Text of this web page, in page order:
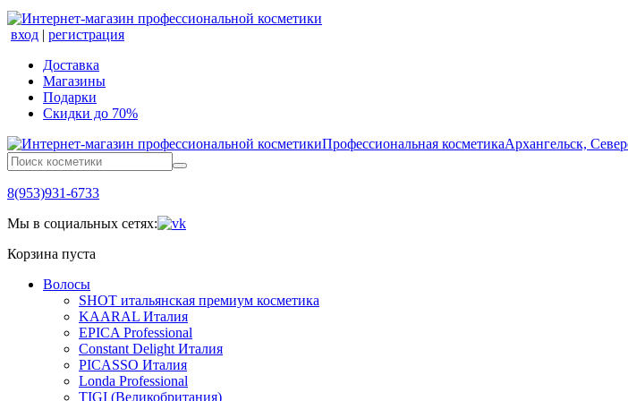
вход | регистрация
Доставка
Магазины
Подарки
Скидки до 70%
Профессиональная косметикаАрхангельск,
8(953)931-6733
Мы в социальных сетях:
Корзина пуста
Волосы
SHOT итальянская премиум косметика
KAARAL Италия
EPICA Professional
Constant Delight Италия
PICASSO Италия
Londa Professional
TIGI (Великобритания)